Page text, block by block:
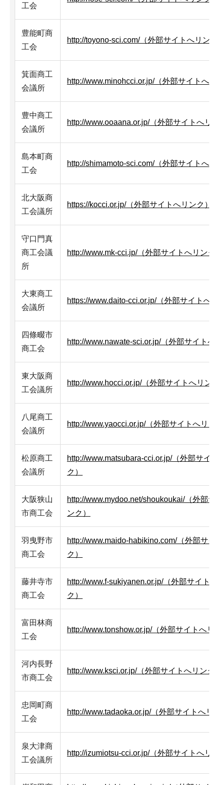
工会
豊能町商
工会
http://toyono-sci.com/（外部サイトへリン
箕面商工
会議所
http://www.minohcci.or.jp/（外部サイトへ
豊中商工
会議所
http://www.ooaana.or.jp/（外部サイトへリ
島本町商
工会
http://shimamoto-sci.com/（外部サイトへ
北大阪商
工会議所
https://kocci.or.jp/（外部サイトへリンク）
守口門真
商工会議
所
http://www.mk-cci.jp/（外部サイトへリンク
大東商工
会議所
https://www.daito-cci.or.jp/（外部サイトへ
四條畷市
商工会
http://www.nawate-sci.or.jp/（外部サイトへ
東大阪商
工会議所
http://www.hocci.or.jp/（外部サイトへリン
八尾商工
会議所
http://www.yaocci.or.jp/（外部サイトへリン
松原商工
会議所
http://www.matsubara-cci.or.jp/（外部サイ
ク）
大阪狭山
市商工会
http://www.mydoo.net/shoukoukai/（外部サ
ンク）
羽曳野市
商工会
http://www.maido-habikino.com/（外部サイ
ク）
藤井寺市
商工会
http://www.f-sukiyanen.or.jp/（外部サイト
ク）
富田林商
工会
http://www.tonshow.or.jp/（外部サイトへリ
河内長野
市商工会
http://www.ksci.or.jp/（外部サイトへリンク
忠岡町商
工会
http://www.tadaoka.or.jp/（外部サイトへリ
泉大津商
工会議所
http://izumiotsu-cci.or.jp/（外部サイトへリ